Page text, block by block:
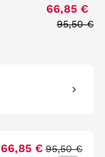
66,85 €
Price
95,50 €
66,85 € 95,50 €